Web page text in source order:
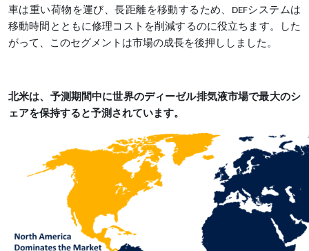
車は重い荷物を運び、長距離を移動するため、 DEFシステムは
移動時間とともに修理コストを削減するのに役立ちます。した
がって、このセグメントは市場の成長を後押ししました。
北米は、予測期間中に世界のディーゼル排気液市場で最大のシ
ェアを保持すると予測されています。